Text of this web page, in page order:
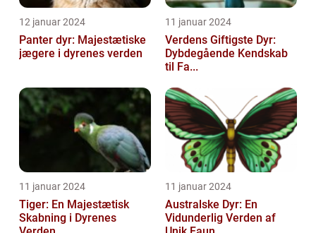
12 januar 2024
Panter dyr: Majestætiske
jægere i dyrenes verden
11 januar 2024
Verdens Giftigste Dyr:
Dybdegående Kendskab
til Fa...
11 januar 2024
Tiger: En Majestætisk
Skabning i Dyrenes
11 januar 2024
Australske Dyr: En
Vidunderlig Verden af